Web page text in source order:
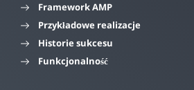
Framework AMP
Przykładowe realizacje
Historie sukcesu
Funkcjonalność